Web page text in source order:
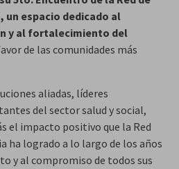
un espacio dedicado al
y al fortalecimiento del
de las comunidades más
aliadas, líderes
del sector salud y social,
el impacto positivo que la Red
ha logrado a lo largo de los años
y al compromiso de todos sus